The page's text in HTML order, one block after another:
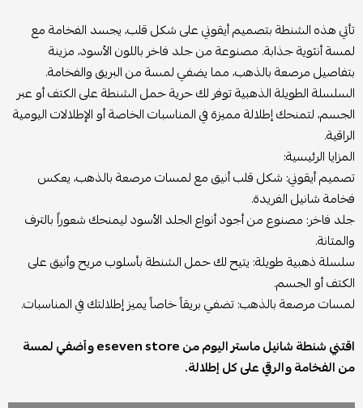
تأتي هذه الشنطة بتصميم أيقوني على شكل قلب، يجسد الفخامة مع
لمسة أنثوية جذابة. مصنوعة من جلد فاخر باللون الأسود، مزينة
بتفاصيل مرصعة بالذهب، مما يضفي لمسة من البريق والفخامة.
السلسلة الطويلة الذهبية توفر لك حرية حمل الشنطة على الكتف أو عبر
الجسم، لتمنحك إطلالة مميزة في المناسبات الخاصة أو الإطلالات اليومية
الراقية.
المزايا الرئيسية:
تصميم أيقوني: شكل قلب أنيق مع لمسات مرصعة بالذهب، يعكس
فخامة شانيل الفريدة.
جلد فاخر: مصنوع من أجود أنواع الجلد الأسود ليمنحك شعوراً بالترف
والمتانة.
سلسلة ذهبية طويلة: يتيح لك حمل الشنطة بأسلوب مريح وأنيق على
الكتف أو الجسم.
لمسات مرصعة بالذهب: تضفي بريقاً خاصاً يميز إطلالتك في المناسبات.
اقتني شنطة شانيل ماستر اليوم من eseven store وأضفي لمسة
من الفخامة والرقي على كل إطلالة.